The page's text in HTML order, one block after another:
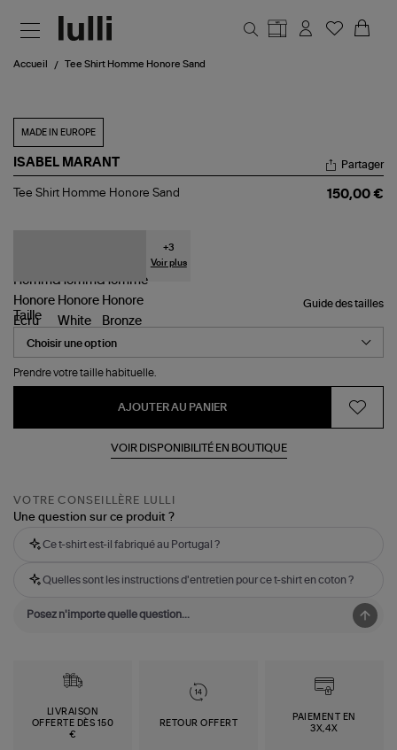
Accueil Tee Shirt Homme Honore Sand
MADE IN EUROPE
ISABEL MARANT
Tee
Partager
Tee Shirt Homme Honore Sand 150,00 €
+3
Voir plus
Guide des tailles
Taille
Prendre votre taille habituelle.
AJOUTER AU PANIER
VOIR DISPONIBILITÉ EN BOUTIQUE
VOTRE CONSEILLÈRE LULLI
Une question sur ce produit ?
Ce t-shirt est-il fabriqué au Portugal ?
Quelles sont les instructions d'entretien pour ce t-shirt en coton ?
LIVRAISON
OFFERTE DÈS 150
€
RETOUR OFFERT
PAIEMENT EN
3X,4X